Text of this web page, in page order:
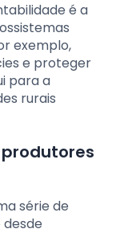
é a
exemplo,
e proteger
para a
rurais
série de